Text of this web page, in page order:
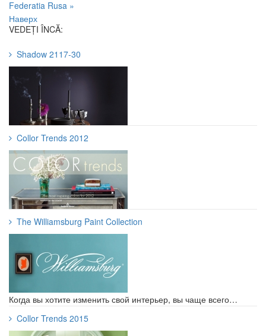
Federatia Rusa »
Наверх
VEDEȚI ÎNCĂ:
Shadow 2117-30
Collor Trends 2012
The Williamsburg Paint Collection
Когда вы хотите изменить свой интерьер, вы чаще всего…
Collor Trends 2015